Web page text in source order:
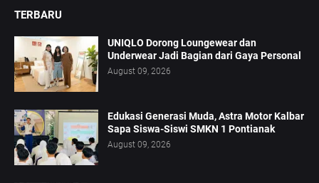
TERBARU
UNIQLO Dorong Loungewear dan
Underwear Jadi Bagian dari Gaya Personal
August 09, 2026
Edukasi Generasi Muda, Astra Motor Kalbar
Sapa Siswa-Siswi SMKN 1 Pontianak
August 09, 2026